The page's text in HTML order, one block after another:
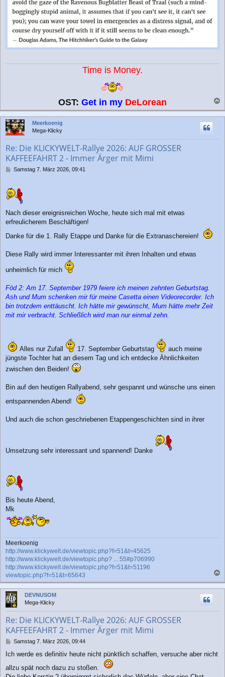
Time is Money.
OST: Get in my DeLorean
a
c
Meerkoenig
Mega-Klicky
Re: Die KLICKYWELT-Rallye 2026: AUF GROSSER
KAFFEEFAHRT 2 - Immer Ärger mit Mimi
B
t
r
g
Samstag 7. März 2026, 09:41
Nach dieser ereignisreichen Woche, heute sich mal mit etwas
erfreulicherem Beschäftigen!
Danke für die 1. Rally Etappe und Danke für die Extranaschereien!
Diese Rally wird immer Interessanter mit ihren Inhalten und etwas
unheimlich für mich
Föd 2: Am 17. September 1979 feiere ich meinen zehnten Geburtstag.
Ash und Mum schenken mir für meine Casetta einen Videorecorder. Ich
bin trotzdem enttäuscht. Ich hätte mir gewünscht, Mum hätte mehr Zeit
mit mir verbracht. Schließlich wird man nur einmal zehn.
Alles nur Zufall 17. September Geburtstag
auch meine
jüngste Tochter hat an diesem Tag und ich entdecke Ähnlichkeiten
zwischen den Beiden!
Bin auf den heutigen Rallyabend, sehr gespannt und wünsche uns einen
entspannenden Abend!
Und auch die schon geschriebenen Etappengeschichten sind in ihrer
Umsetzung sehr interessant und spannend! Danke
Bis heute Abend,
Mk
Meerkoenig
http://www.klickywelt.de/viewtopic.php?f=51&t=45625
http://www.klickywelt.de/viewtopic.php? ... 55#p706990
http://www.klickywelt.de/viewtopic.php?f=51&t=51196
viewtopic.php?f=51&t=65643
a
c
DEVNUSOM
Mega-Klicky
Re: Die KLICKYWELT-Rallye 2026: AUF GROSSER
KAFFEEFAHRT 2 - Immer Ärger mit Mimi
B
i
r
Samstag 7. März 2026, 09:44
Ich werde es definitiv heute nicht pünktlich schaffen, versuche aber nicht
allzu spät noch dazu zu stoßen.